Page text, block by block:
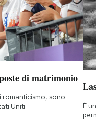
di matrimonio
romanticismo, sono
Uniti
È